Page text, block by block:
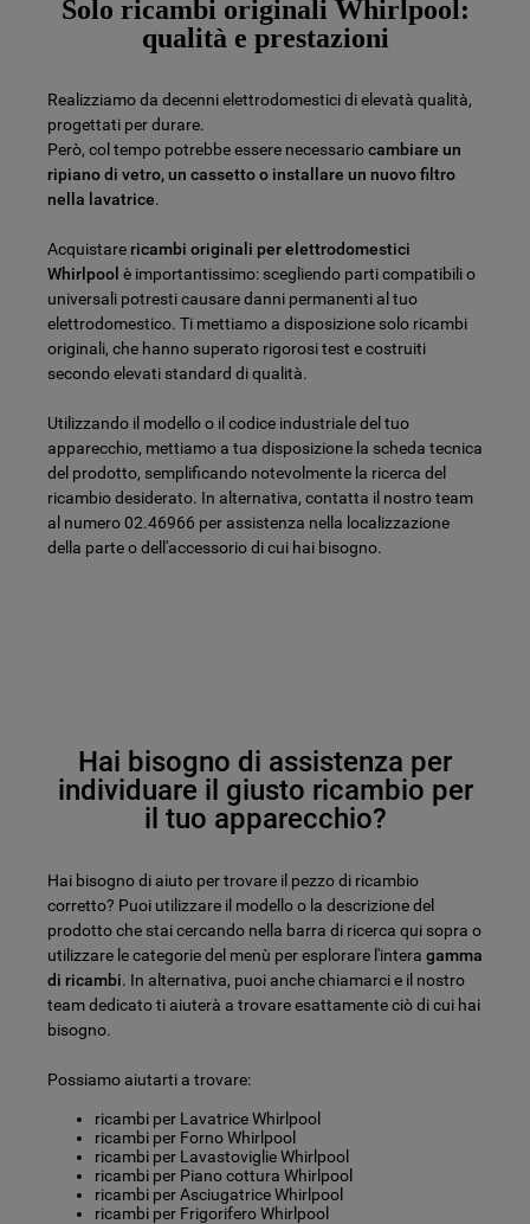
Solo ricambi originali Whirlpool:
qualità e prestazioni
Realizziamo da decenni elettrodomestici di elevatà qualità,
progettati per durare.
Però, col tempo potrebbe essere necessariocambiare un
ripiano di vetro, un cassetto o installare un nuovo filtro
nella lavatrice.
Acquistare ricambi originali per elettrodomestici
Whirlpool è importantissimo: scegliendo parti compatibili o
universali potresti causare danni permanenti al tuo
elettrodomestico. Ti mettiamo a disposizione solo ricambi
originali, che hanno superato rigorosi test e costruiti
secondo elevati standard di qualità.
Utilizzando il modello o il codice industriale del tuo
apparecchio, mettiamo a tua disposizione la scheda tecnica
del prodotto, semplificando notevolmente la ricerca del
ricambio desiderato. In alternativa, contatta il nostro team
al numero 02.46966 per assistenza nella localizzazione
della parte o dell'accessorio di cui hai bisogno.
Hai bisogno di assistenza per
individuare il giusto ricambio per
il tuo apparecchio?
Hai bisogno di aiuto per trovare il pezzo di ricambio
corretto? Puoi utilizzare il modello o la descrizione del
prodotto che stai cercando nella barra di ricerca qui sopra o
utilizzare le categorie del menù per esplorare l'intera gamma
di ricambi. In alternativa, puoi anche chiamarci e il nostro
team dedicato ti aiuterà a trovare esattamente ciò di cui hai
bisogno.
Possiamo aiutarti a trovare:
ricambi per Lavatrice Whirlpool
ricambi per Forno Whirlpool
ricambi per Lavastoviglie Whirlpool
ricambi per Piano cottura Whirlpool
ricambi per Asciugatrice Whirlpool
ricambi per Frigorifero Whirlpool